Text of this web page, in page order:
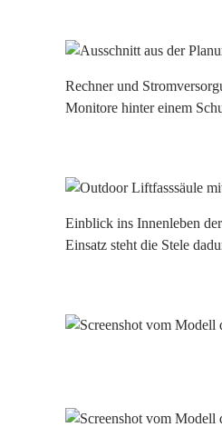
Rechner und
Monitore hinter einem
Einblick ins Innenleben
Einsatz steht die Stele